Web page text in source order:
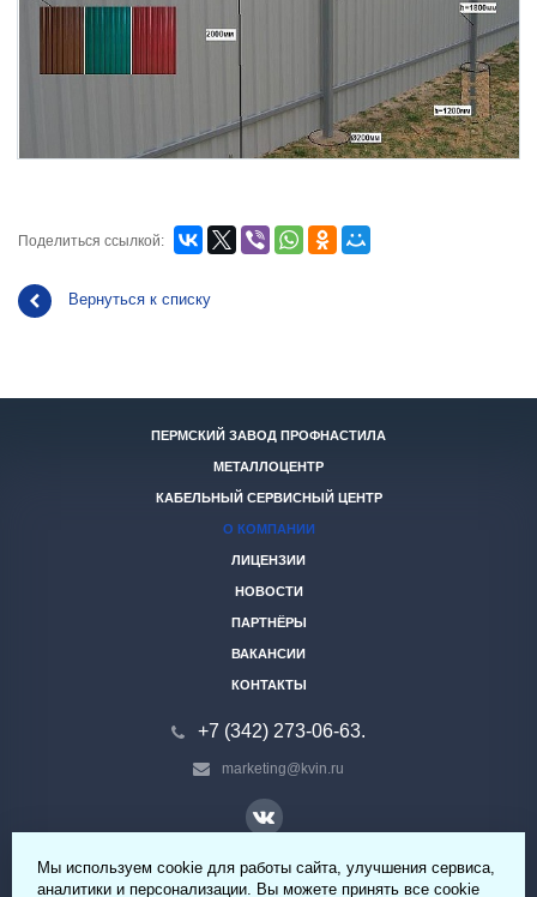
Поделиться ссылкой:
Вернуться к списку
ПЕРМСКИЙ ЗАВОД ПРОФНАСТИЛА
МЕТАЛЛОЦЕНТР
КАБЕЛЬНЫЙ СЕРВИСНЫЙ ЦЕНТР
О КОМПАНИИ
ЛИЦЕНЗИИ
НОВОСТИ
ПАРТНЁРЫ
ВАКАНСИИ
КОНТАКТЫ
+7 (342) 273-06-63.
marketing@kvin.ru
© 2026 ООО «КВИН» Все права защищены.
Мы используем cookie для работы сайта, улучшения сервиса,
аналитики и персонализации. Вы можете принять все cookie